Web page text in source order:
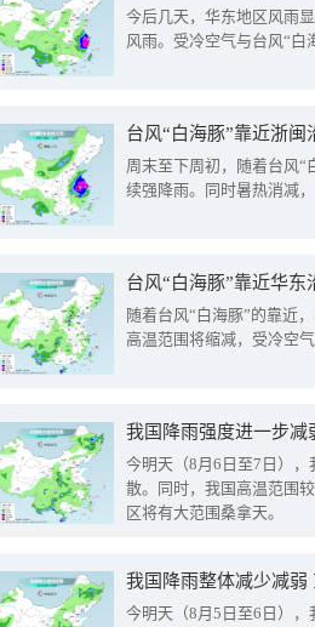
今后几天，华东地区风雨
风雨。受冷空气与台风“白
台风“白海豚”靠近浙
周末至下周初，随着台风“
续强降雨。同时暑热消减
台风“白海豚”靠近华
随着台风“白海豚”的靠近
高温范围将缩减，受冷空
今明天（8月6日至7日）
散。同时，我国高温范围
区将有大范围桑拿天。
我国降雨整体减少减弱
今明天（8月5日至6日）